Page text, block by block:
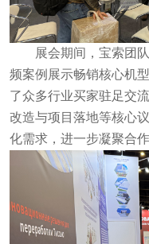
展会期间，宝索团
频案例展示畅销核心机
了众多行业买家驻足交
改造与项目落地等核心
化需求，进一步凝聚合